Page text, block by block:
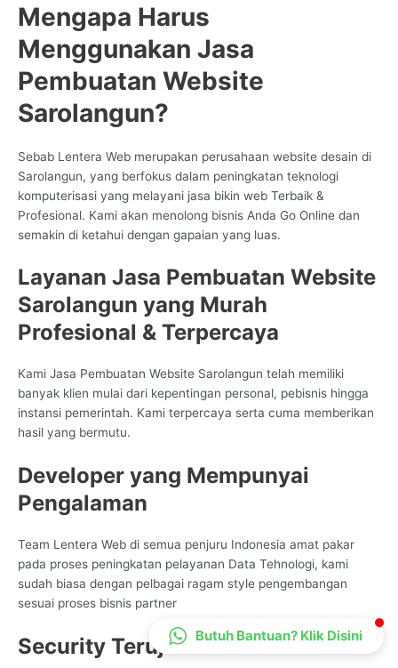
Mengapa Harus
Menggunakan Jasa
Pembuatan Website
Sarolangun?
Sebab Lentera Web merupakan perusahaan website desain di
Sarolangun, yang berfokus dalam peningkatan teknologi
komputerisasi yang melayani jasa bikin web Terbaik &
Profesional. Kami akan menolong bisnis Anda Go Online dan
semakin di ketahui dengan gapaian yang luas.
Layanan Jasa Pembuatan Website
Sarolangun yang Murah
Profesional & Terpercaya
Kami Jasa Pembuatan Website Sarolangun telah memiliki
banyak klien mulai dari kepentingan personal, pebisnis hingga
instansi pemerintah. Kami terpercaya serta cuma memberikan
hasil yang bermutu.
Developer yang Mempunyai
Pengalaman
Team Lentera Web di semua penjuru Indonesia amat pakar
pada proses peningkatan pelayanan Data Tehnologi, kami
sudah biasa dengan pelbagai ragam style pengembangan
sesuai proses bisnis partner
Security Teruji
CS Lenteraweb
Online
Butuh Bantuan? Klik Disini